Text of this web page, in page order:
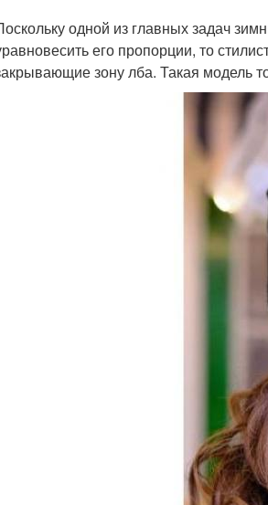
одной из главных задач
его пропорции, то
зону лба. Такая модель